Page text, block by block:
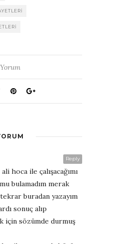
Yorum
Reply
hoca ile çalışacağımı
bulamadım merak
buradan yazayım
sonuç alıp
için sözümde durmuş